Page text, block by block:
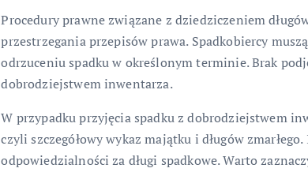
Procedury prawne związane z dziedziczeniem
przestrzegania przepisów prawa. Spadkobiercy
odrzuceniu spadku w określonym terminie. Brak
dobrodziejstwem inwentarza.
W przypadku przyjęcia spadku z dobrodziejstwem
czyli szczegółowy wykaz majątku i długów
odpowiedzialności za długi spadkowe. Warto